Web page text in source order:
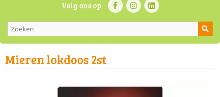
Volg ons op
Mieren lokdoos 2st